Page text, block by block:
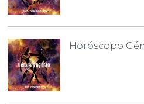
Horóscopo